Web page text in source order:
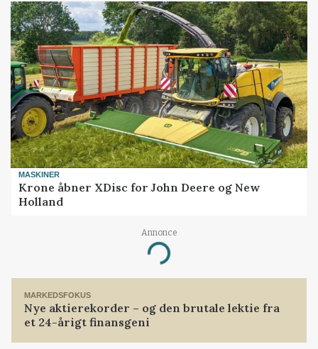
MASKINER
Krone åbner XDisc for John Deere og New
Holland
Annonce
Loading...
MARKEDSFOKUS
Nye aktierekorder – og den brutale lektie fra
et 24-årigt finansgeni